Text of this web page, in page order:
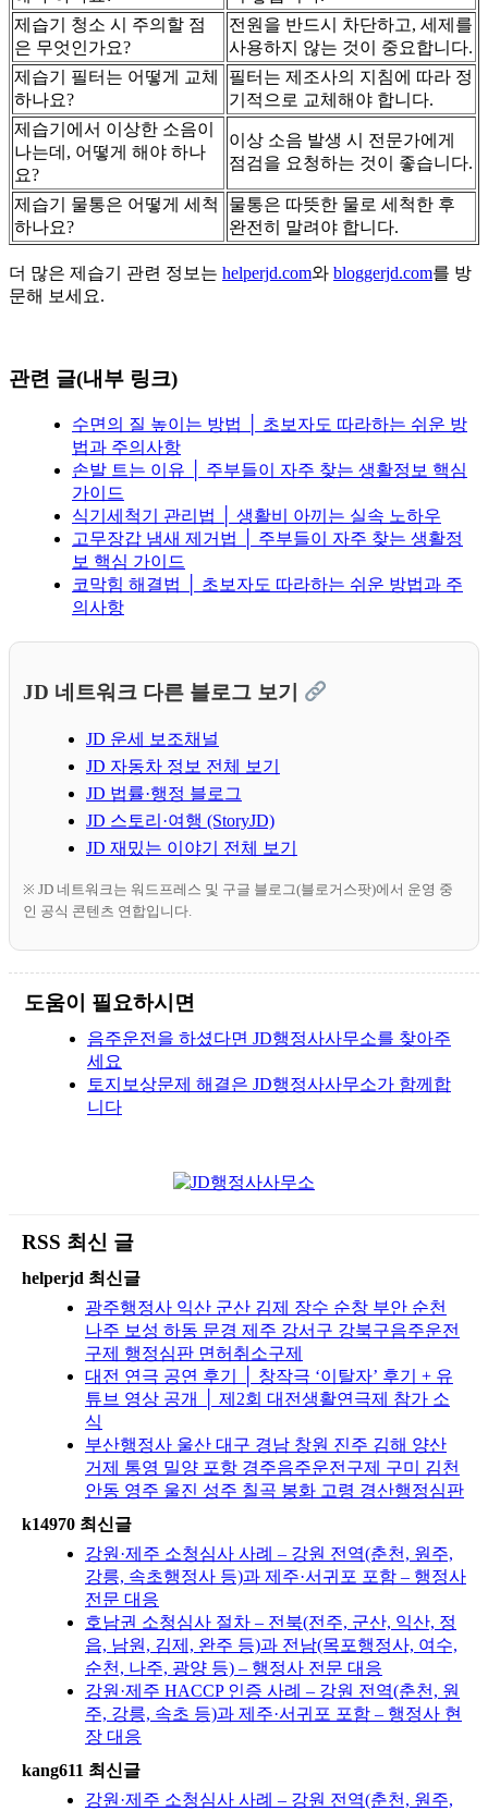
제습기 청소 시 주의할 점
은 무엇인가요?
전원을 반드시 차단하고, 세제를
사용하지 않는 것이 중요합니다.
제습기 필터는 어떻게 교체
하나요?
필터는 제조사의 지침에 따라 정
기적으로 교체해야 합니다.
제습기에서 이상한 소음이
나는데, 어떻게 해야 하나
요?
이상 소음 발생 시 전문가에게
점검을 요청하는 것이 좋습니다.
제습기 물통은 어떻게 세척
하나요?
물통은 따뜻한 물로 세척한 후
완전히 말려야 합니다.
더 많은 제습기 관련 정보는 helperjd.com와 bloggerjd.com를 방
문해 보세요.
관련 글(내부 링크)
수면의 질 높이는 방법 │ 초보자도 따라하는 쉬운 방
법과 주의사항
손발 트는 이유 │ 주부들이 자주 찾는 생활정보 핵심
가이드
식기세척기 관리법 │ 생활비 아끼는 실속 노하우
고무장갑 냄새 제거법 │ 주부들이 자주 찾는 생활정
보 핵심 가이드
코막힘 해결법 │ 초보자도 따라하는 쉬운 방법과 주
의사항
JD 네트워크 다른 블로그 보기
JD 운세 보조채널
JD 자동차 정보 전체 보기
JD 법률·행정 블로그
JD 스토리·여행 (StoryJD)
JD 재밌는 이야기 전체 보기
※ JD 네트워크는 워드프레스 및 구글 블로그(블로거스팟)에서 운영 중
인 공식 콘텐츠 연합입니다.
도움이 필요하시면
음주운전을 하셨다면 JD행정사사무소를 찾아주
세요
토지보상문제 해결은 JD행정사사무소가 함께합
니다
RSS 최신 글
helperjd 최신글
광주행정사 익산 군산 김제 장수 순창 부안 순천
나주 보성 하동 문경 제주 강서구 강북구음주운전
구제 행정심판 면허취소구제
대전 연극 공연 후기 │ 창작극 ‘이탈자’ 후기 + 유
튜브 영상 공개 │ 제2회 대전생활연극제 참가 소
식
부산행정사 울산 대구 경남 창원 진주 김해 양산
거제 통영 밀양 포항 경주음주운전구제 구미 김천
안동 영주 울진 성주 칠곡 봉화 고령 경산행정심판
k14970 최신글
강원·제주 소청심사 사례 – 강원 전역(춘천, 원주,
강릉, 속초행정사 등)과 제주·서귀포 포함 – 행정사
전문 대응
호남권 소청심사 절차 – 전북(전주, 군산, 익산, 정
읍, 남원, 김제, 완주 등)과 전남(목포행정사, 여수,
순천, 나주, 광양 등) – 행정사 전문 대응
강원·제주 HACCP 인증 사례 – 강원 전역(춘천, 원
주, 강릉, 속초 등)과 제주·서귀포 포함 – 행정사 현
장 대응
kang611 최신글
강원·제주 소청심사 사례 – 강원 전역(춘천, 원주,